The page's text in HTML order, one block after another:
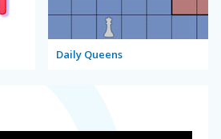
Daily Queens